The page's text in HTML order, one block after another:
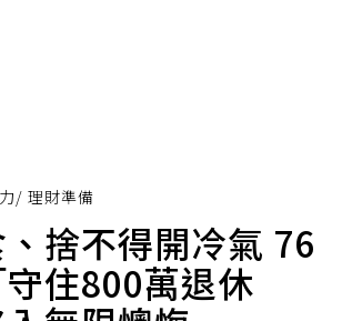
/ 理財準備
捨不得開冷氣 76
住800萬退休